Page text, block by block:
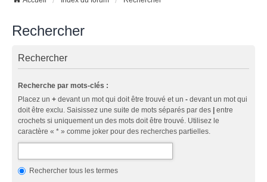
Rechercher
Rechercher
Recherche par mots-clés :
Placez un + devant un mot qui doit être trouvé et un - devant un mot qui
doit être exclu. Saisissez une suite de mots séparés par des | entre
crochets si uniquement un des mots doit être trouvé. Utilisez le
caractère « * » comme joker pour des recherches partielles.
Rechercher tous les termes